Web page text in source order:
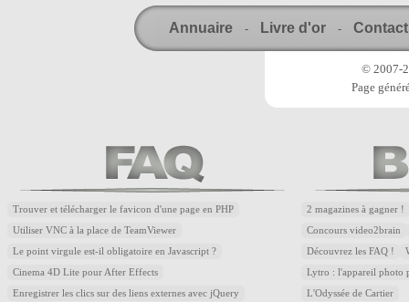
Annuaire - Livre d'or - Contact
© 2007-
Page
Trouver et télécharger le favicon d'une page en PHP
Utiliser VNC à la place de TeamViewer
Le point virgule est-il obligatoire en Javascript ?
Cinema 4D Lite pour After Effects
Enregistrer les clics sur des liens externes avec jQuery
2 magazines à gagner !
Concours video2brain
Découvrez les FAQ !
Lytro : l'appareil photo
L'Odyssée de Cartier